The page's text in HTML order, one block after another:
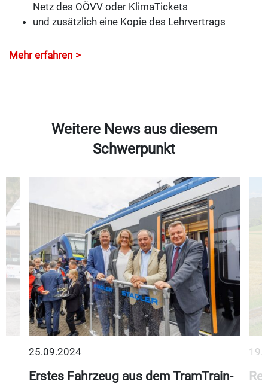
Netz des OÖVV oder KlimaTickets
und zusätzlich eine Kopie des Lehrvertrags
Mehr erfahren
Weitere News aus diesem
Schwerpunkt
25.09.2024
Erstes Fahrzeug aus dem TramTrain-